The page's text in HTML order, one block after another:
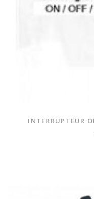
INTERRUPTEUR